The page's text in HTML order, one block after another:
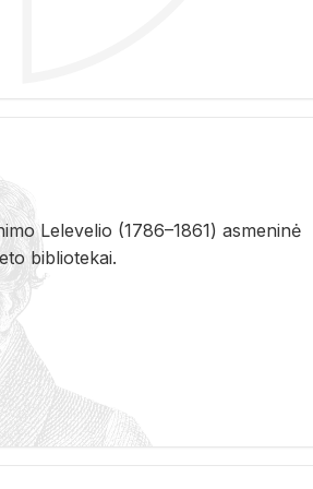
Le­le­ve­lio (1786–1861) as­me­ni­nė
bi­b­lio­te­kai.